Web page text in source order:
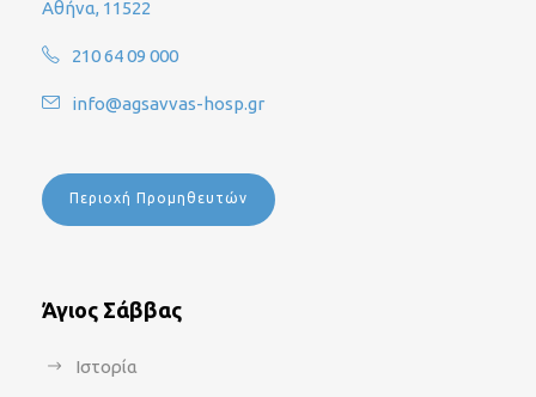
Αθήνα, 11522
210 64 09 000
info@agsavvas-hosp.gr
Περιοχή Προμηθευτών
Άγιος Σάββας
Ιστορία